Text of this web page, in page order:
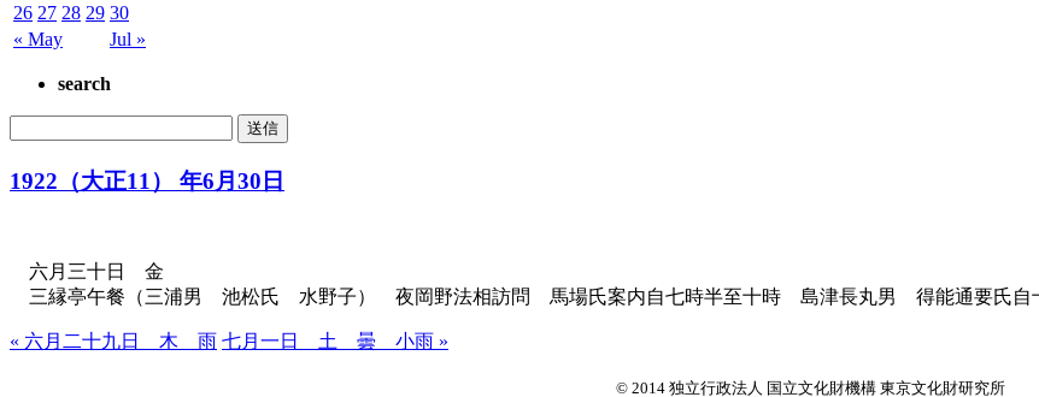
« May Jul »
26 27 28 29 30
search
1922（大正11） 年6月30日
六月三十日 金
三縁亭午餐（三浦男 池松氏 水野子） 夜岡野法相訪問 馬場氏案内自七時半至十時 島津長丸男 得能通要氏自
« 六月二十九日 木 雨 七月一日 土 曇 小雨 »
© 2014 独立行政法人 国立文化財機構 東京文化財研究所